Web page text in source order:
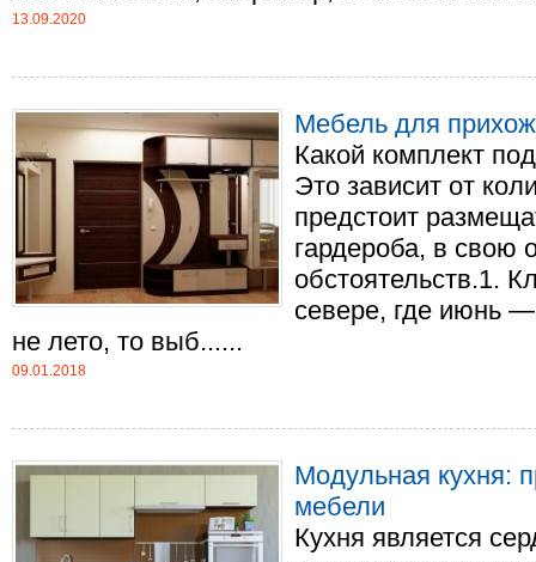
13.09.2020
Мебель для
Какой комплект
Это зависит от
предстоит
гардероба, в свою
обстоятельств.1.
севере, где июнь
не лето, то выб......
09.01.2018
Модульная кухня:
мебели
Кухня является